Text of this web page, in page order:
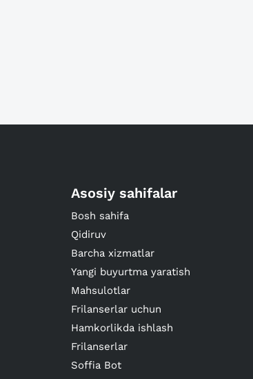
Asosiy sahifalar
Bosh sahifa
Qidiruv
Barcha xizmatlar
Yangi buyurtma yaratish
Mahsulotlar
Frilanserlar uchun
Hamkorlikda ishlash
Frilanserlar
Soffia Bot